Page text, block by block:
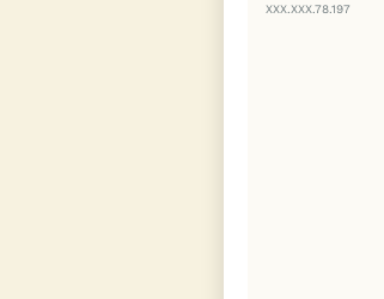
XXX.XXX.78.197